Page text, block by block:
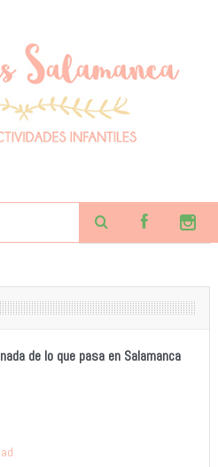
de lo que pasa en Salamanca